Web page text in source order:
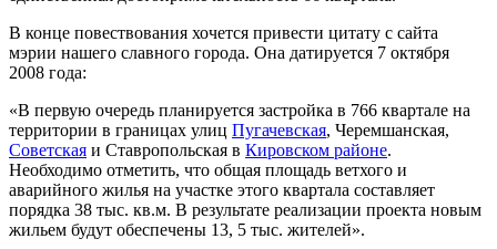
В конце повествования хочется привести цитату с сайта
мэрии нашего славного города. Она датируется 7 октября
2008 года:
«В первую очередь планируется застройка в 766 квартале на
территории в границах улиц Пугачевская, Черемшанская,
Советская и Ставропольская в Кировском районе.
Необходимо отметить, что общая площадь ветхого и
аварийного жилья на участке этого квартала составляет
порядка 38 тыс. кв.м. В результате реализации проекта новым
жильем будут обеспечены 13, 5 тыс. жителей».